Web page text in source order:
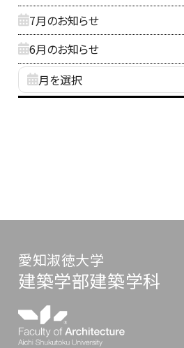
7月のお知らせ
6月のお知らせ
月を選択
愛知淑徳大学
建築学部建築学科